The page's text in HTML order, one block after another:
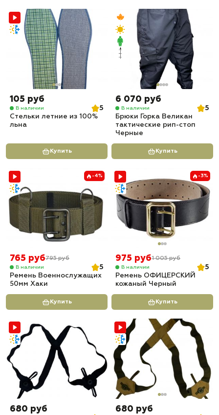
105 руб
В наличии
5
Стельки летние из 100%
льна
Купить
6 070 руб
В наличии
5
Брюки Горка Великан
тактические рип-стоп
Черные
Купить
-4%
765 руб795 руб
В наличии
5
Ремень Военнослужащих
50мм Хаки
Купить
-3%
975 руб1 005 руб
В наличии
5
Ремень ОФИЦЕРСКИЙ
кожаный Черный
Купить
680 руб 680 руб